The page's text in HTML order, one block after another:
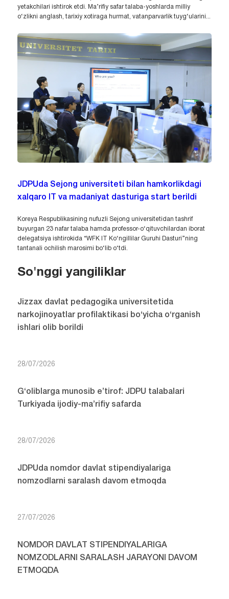
yetakchilari ishtirok etdi. Ma’rifiy safar talaba-yoshlarda milliy
o‘zlikni anglash, tarixiy xotiraga hurmat, vatanparvarlik tuyg‘ularini...
JDPUda Sejong universiteti bilan hamkorlikdagi
xalqaro IT va madaniyat dasturiga start berildi
Koreya Respublikasining nufuzli Sejong universitetidan tashrif
buyurgan 23 nafar talaba hamda professor-o‘qituvchilardan iborat
delegatsiya ishtirokida “WFK IT Ko‘ngillilar Guruhi Dasturi”ning
tantanali ochilish marosimi bo‘lib o‘tdi.
So'nggi yangiliklar
Jizzax davlat pedagogika universitetida
narkojinoyatlar profilaktikasi bo‘yicha o‘rganish
ishlari olib borildi
28/07/2026
G‘oliblarga munosib e’tirof: JDPU talabalari
Turkiyada ijodiy-ma’rifiy safarda
28/07/2026
JDPUda nomdor davlat stipendiyalariga
nomzodlarni saralash davom etmoqda
27/07/2026
NOMDOR DAVLAT STIPENDIYALARIGA
NOMZODLARNI SARALASH JARAYONI DAVOM
ETMOQDA